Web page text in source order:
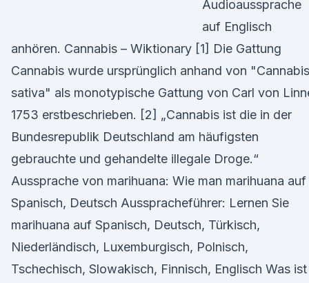
Audioaussprache
auf Englisch
anhören. Cannabis – Wiktionary [1] Die Gattung
Cannabis wurde ursprünglich anhand von "Cannabis
sativa" als monotypische Gattung von Carl von
1753 erstbeschrieben. [2] „Cannabis ist die in der
Bundesrepublik Deutschland am häufigsten
gebrauchte und gehandelte illegale Droge.“
Aussprache von marihuana: Wie man marihuana auf
Spanisch, Deutsch Ausspracheführer: Lernen Sie
marihuana auf Spanisch, Deutsch, Türkisch,
Niederländisch, Luxemburgisch, Polnisch,
Tschechisch, Slowakisch, Finnisch, Englisch Was ist